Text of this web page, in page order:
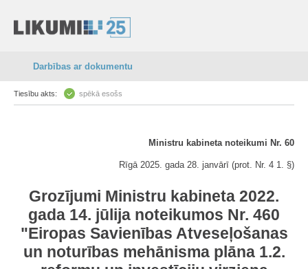
Darbības ar dokumentu
Tiesību akts: spēkā esošs
Ministru kabineta noteikumi Nr. 60
Rīgā 2025. gada 28. janvārī (prot. Nr. 4 1. §)
Grozījumi Ministru kabineta 2022.
gada 14. jūlija noteikumos Nr. 460
"Eiropas Savienības Atveseļošanas
un noturības mehānisma plāna 1.2.